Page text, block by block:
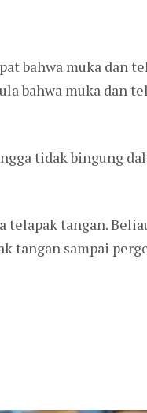
bahwa muka dan
bahwa muka dan
tidak bingung
telapak tangan.
tangan sampai